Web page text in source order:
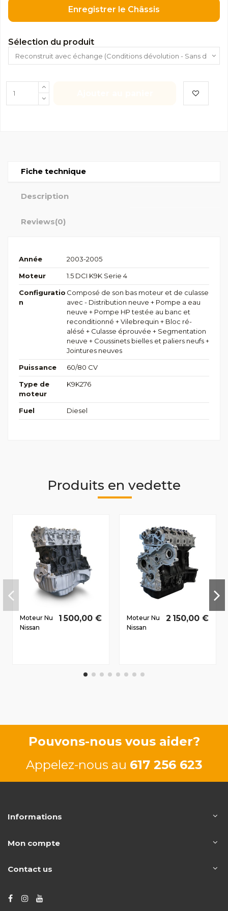
Enregistrer le Châssis
Sélection du produit
Fiche technique
Description
Reviews(0)
Année 2003-2005
Moteur 1.5 DCI K9K Serie 4
Configuratio
n
Composé de son bas moteur et de culasse
avec - Distribution neuve + Pompe a eau
neuve + Pompe HP testée au banc et
reconditionné + Vilebrequin + Bloc ré-
alésé + Culasse éprouvée + Segmentation
neuve + Coussinets bielles et paliers neufs +
Jointures neuves
Puissance 60/80 CV
Type de
moteur
K9K276
Fuel Diesel
Produits en vedette
Moteur Nu
Nissan
1 500,00 €
Moteur Nu
Nissan
107/145 CV
2 150,00 €
Pouvons-nous vous aider?
Appelez-nous au 617 256 623
Informations
Mon compte
Contact us